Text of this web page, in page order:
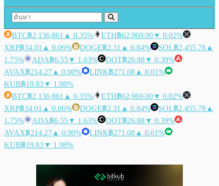
BTC฿2,136,861 ▲ 0.35% ETH฿62,969.00▼ 0.02%
XRP฿34.01 ▲ 0.06% DOGE฿2.31 ▲ 0.84% SOL฿2,455.78 ▲
1.75%
ADA฿6.55▼ 1.63% DOT฿26.88▼ 0.39%
AVAX฿214.27 ▲ 0.90% LINK฿271.08 ▲ 0.01%
KUB฿19.83▼ 1.98%
BTC฿2,136,861 ▲ 0.35% ETH฿62,969.00▼ 0.02%
XRP฿34.01 ▲ 0.06% DOGE฿2.31 ▲ 0.84% SOL฿2,455.78 ▲
1.75%
ADA฿6.55▼ 1.63% DOT฿26.88▼ 0.39%
AVAX฿214.27 ▲ 0.90% LINK฿271.08 ▲ 0.01%
KUB฿19.83▼ 1.98%